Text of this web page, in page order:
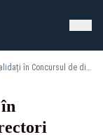
Cei 43 de candidați validați în Concursul de directori și directori adjuncți sunt așteptați la proba scrisă